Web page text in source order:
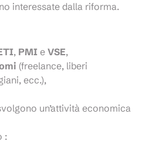
interessate dalla riforma.
, PMI e VSE,
(freelance, liberi
ecc.),
un’attività economica
: